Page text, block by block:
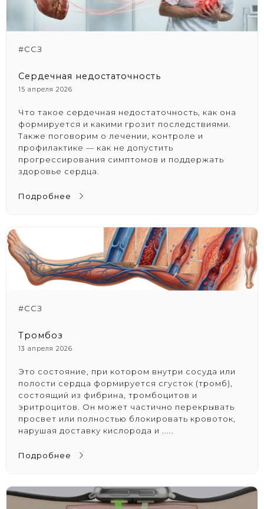
#ССЗ
Сердечная недостаточность
15 апреля 2026
Что такое сердечная недостаточность, как она
формируется и какими грозит последствиями.
Также поговорим о лечении, контроле и
профилактике — как не допустить
прогрессирования симптомов и поддержать
здоровье сердца.
Подробнее
#ССЗ
Тромбоз
13 апреля 2026
Это состояние, при котором внутри сосуда или
полости сердца формируется сгусток (тромб),
состоящий из фибрина, тромбоцитов и
эритроцитов. Он может частично перекрывать
просвет или полностью блокировать кровоток,
нарушая доставку кислорода и .....
Подробнее